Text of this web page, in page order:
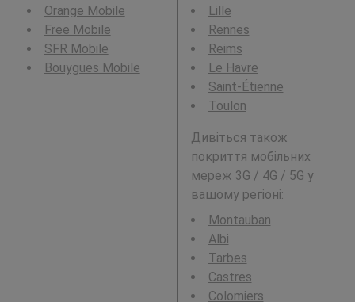
Orange Mobile
Free Mobile
SFR Mobile
Bouygues Mobile
Lille
Rennes
Reims
Le Havre
Saint-Étienne
Toulon
Дивіться також
покриття мобільних
мереж 3G / 4G / 5G у
вашому регіоні:
Montauban
Albi
Tarbes
Castres
Colomiers